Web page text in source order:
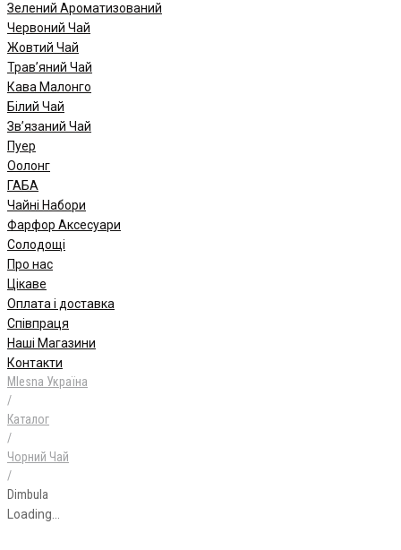
Зелений Ароматизований
Червоний Чай
Жовтий Чай
Трав’яний Чай
Кава Малонго
Білий Чай
Зв’язаний Чай
Пуер
Oолонг
ГАБА
Чайні Набори
Фарфор Аксесуари
Солодощі
Про нас
Цікаве
Оплата і доставка
Співпраця
Наші Магазини
Контакти
Mlesna Україна
/
Каталог
/
Чорний Чай
/
Dimbula
Loading...